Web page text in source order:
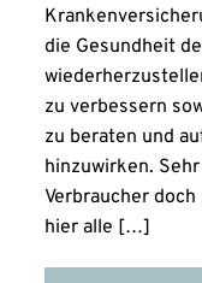
die Gesundheit
zu verbessern
zu beraten und
hinzuwirken.
Verbraucher
hier alle […]